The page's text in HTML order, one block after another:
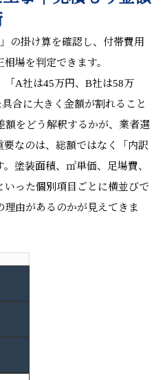
の掛け算を確認し、付帯費用
場を判定できます。
A社は45万円、B社は58万
合に大きく金額が割れること
額をどう解釈するかが、業者選
要なのは、総額ではなく「内訳
塗装面積、㎡単価、足場費、
いった個別項目ごとに横並びで
理由があるのかが見えてきま